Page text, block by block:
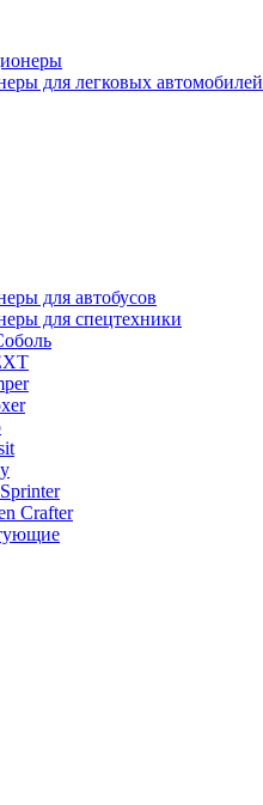
для легковых автомобилей
для автобусов
для спецтехники
Crafter